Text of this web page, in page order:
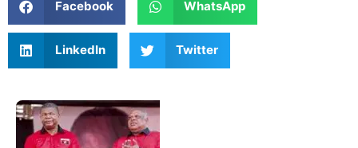
Facebook WhatsApp
LinkedIn Twitter